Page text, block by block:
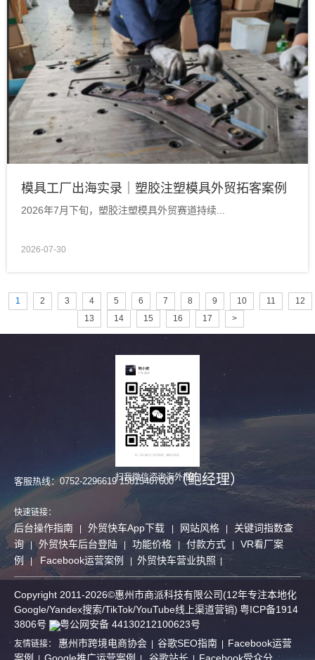
模具工厂出海实录｜塑胶注塑模具外贸拓客案例
2026年7月下旬，塑胶注塑模具外贸赛道持续...
2026-07-30
1 2 3 4 5 6 7 8 9 10 11
12
13
14 15 16 17 >
扫我微信咨询海外推广
客服热线：0752-2296619 15815407600（鲍经理）
快速链接：
后台操作指南 外贸快车App下载 网站风格
关键词指数查
询 | 外贸快车后台登陆 | 功能价格 | 付款方式
VR看厂案
例 | Facebook运营案例 外贸快车营业执照 |
Copyright 2011-2026©惠州市商派科技有限公司(12年专注本地化
Google/Yandex搜索/TikTok/YouTube线上渠道营销) 粤ICP备1914
3806号
粤公网安备 44130212100623号
友情链接： 惠州市跨境电商协会 谷歌SEO指南
Facebook运营